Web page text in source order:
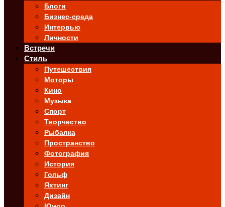
Блоги
Бизнес-среда
Интервью
Личности
Встречи
Стиль
Путешествия
Моторы
Кино
Музыка
Спорт
Творчество
Рыбалка
Пространство
Фотография
История
Гольф
Яхтинг
Дизайн